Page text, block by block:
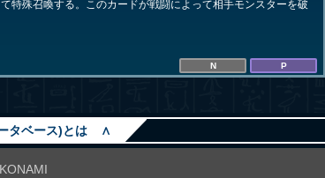
特殊召喚する。このカードが戦闘によって相手モンスターを破
N P
タベース)とは ∧